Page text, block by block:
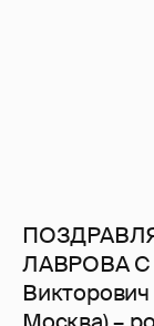
ЛАВРОВА
Викторович